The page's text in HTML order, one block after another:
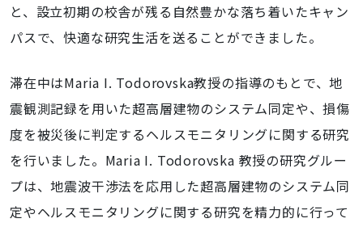
と、設立初期の校舎が残る自然豊かな落ち着いたキャン
パスで、快適な研究生活を送ることができました。
滞在中はMaria I. Todorovska教授の指導のもとで、地
震観測記録を用いた超高層建物のシステム同定や、損傷
度を被災後に判定するヘルスモニタリングに関する研究
を行いました。Maria I. Todorovska 教授の研究グルー
プは、地震波干渉法を応用した超高層建物のシステム同
定やヘルスモニタリングに関する研究を精力的に行って